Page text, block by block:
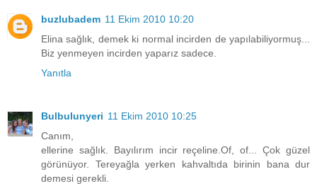
buzlubadem 11 Ekim 2010 10:20
Elina sağlık, demek ki normal incirden de yapılabiliyormuş...
Biz yenmeyen incirden yaparız sadece.
Yanıtla
Bulbulunyeri 11 Ekim 2010 10:25
Canım,
ellerine sağlık. Bayılırım incir reçeline.Of, of... Çok güzel
görünüyor. Tereyağla yerken kahvaltıda birinin bana dur
demesi gerekli.